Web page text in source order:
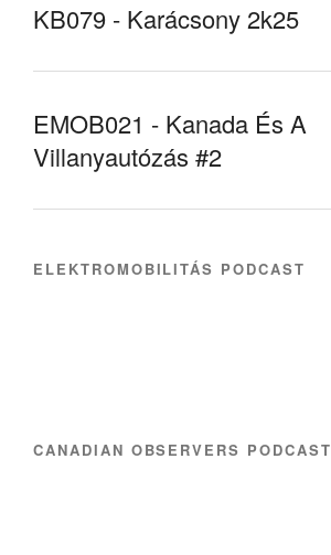
KB079 - Karácsony 2k25
EMOB021 - Kanada És A
Villanyautózás #2
ELEKTROMOBILITÁS PODCAST
CANADIAN OBSERVERS PODCAST